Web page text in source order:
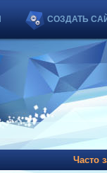
СОЗДАТЬ
Часто